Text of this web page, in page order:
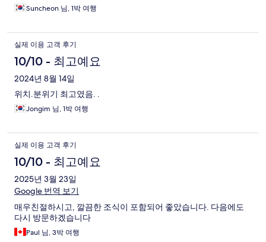
Suncheon 님, 1박 여행
실제 이용 고객 후기
10/10 - 최고예요
2024년 8월 14일
위치.분위기 최고였음. .
Jongim 님, 1박 여행
실제 이용 고객 후기
10/10 - 최고예요
2025년 3월 23일
Google 번역 보기
매우친절하시고, 깔끔한 조식이 포함되어 좋았습니다. 다음에도
다시 방문하겠습니다
Paul 님, 3박 여행